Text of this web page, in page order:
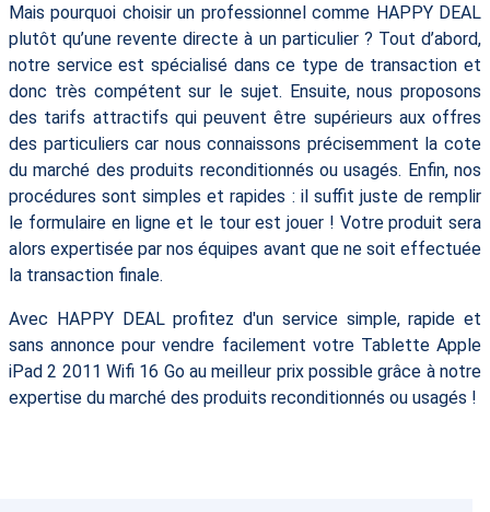
Mais pourquoi choisir un professionnel comme HAPPY DEAL
plutôt qu’une revente directe à un particulier ? Tout d’abord,
notre service est spécialisé dans ce type de transaction et
donc très compétent sur le sujet. Ensuite, nous proposons
des tarifs attractifs qui peuvent être supérieurs aux offres
des particuliers car nous connaissons précisemment la cote
du marché des produits reconditionnés ou usagés. Enfin, nos
procédures sont simples et rapides : il suffit juste de remplir
le formulaire en ligne et le tour est jouer ! Votre produit sera
alors expertisée par nos équipes avant que ne soit effectuée
la transaction finale.
Avec HAPPY DEAL profitez d'un service simple, rapide et
sans annonce pour vendre facilement votre Tablette Apple
iPad 2 2011 Wifi 16 Go au meilleur prix possible grâce à notre
expertise du marché des produits reconditionnés ou usagés !